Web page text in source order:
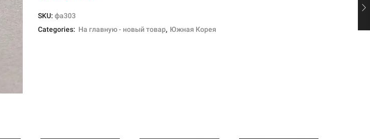
SKU: фа303
Categories: На главную - новый товар, Южная Корея